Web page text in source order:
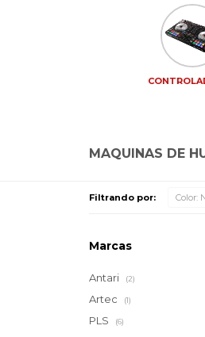
MAQUINAS DE
Filtrando por: Color:
Marcas
Antari (2)
Artec (1)
PLS (6)